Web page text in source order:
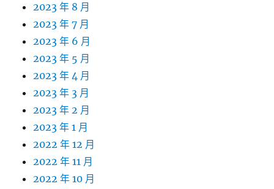
2023 年 8 月
2023 年 7 月
2023 年 6 月
2023 年 5 月
2023 年 4 月
2023 年 3 月
2023 年 2 月
2023 年 1 月
2022 年 12 月
2022 年 11 月
2022 年 10 月